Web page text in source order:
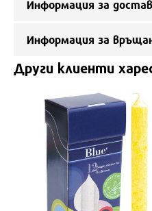
Информация за
Информация за
Други клиенти